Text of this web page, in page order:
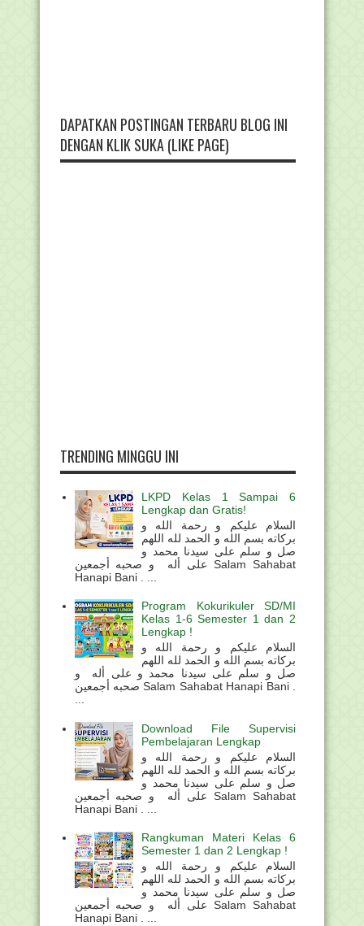
DAPATKAN POSTINGAN TERBARU BLOG INI
DENGAN KLIK SUKA (LIKE PAGE)
TRENDING MINGGU INI
LKPD Kelas 1 Sampai 6
Lengkap dan Gratis!
السلام عليكم و رحمة الله و
بركاته بسم الله و الحمد لله اللهم
صل و سلم على سيدنا محمد و
على أله و صحبه أجمعين Salam Sahabat
Hanapi Bani . ...
Program Kokurikuler SD/MI
Kelas 1-6 Semester 1 dan 2
Lengkap !
السلام عليكم و رحمة الله و
بركاته بسم الله و الحمد لله اللهم
صل و سلم على سيدنا محمد و على أله و
صحبه أجمعين Salam Sahabat Hanapi Bani .
...
Download File Supervisi
Pembelajaran Lengkap
السلام عليكم و رحمة الله و
بركاته بسم الله و الحمد لله اللهم
صل و سلم على سيدنا محمد و
على أله و صحبه أجمعين Salam Sahabat
Hanapi Bani . ...
Rangkuman Materi Kelas 6
Semester 1 dan 2 Lengkap !
السلام عليكم و رحمة الله و
بركاته بسم الله و الحمد لله اللهم
صل و سلم على سيدنا محمد و
على أله و صحبه أجمعين Salam Sahabat
Hanapi Bani . ...